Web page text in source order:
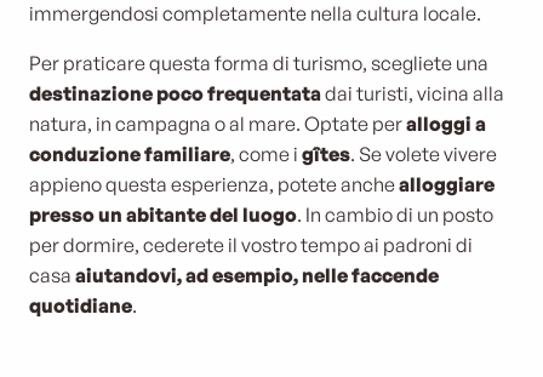
immergendosi completamente nella cultura locale.
Per praticare questa forma di turismo, scegliete una
destinazione poco frequentatadai turisti, vicina alla
natura, in campagna o al mare. Optate peralloggi a
conduzione familiare, come i gîtes. Se volete vivere
appieno questa esperienza, potete anchealloggiare
presso un abitante del luogo. In cambio di un posto
per dormire, cederete il vostro tempo ai padroni di
casa aiutandovi, ad esempio, nelle faccende
quotidiane.